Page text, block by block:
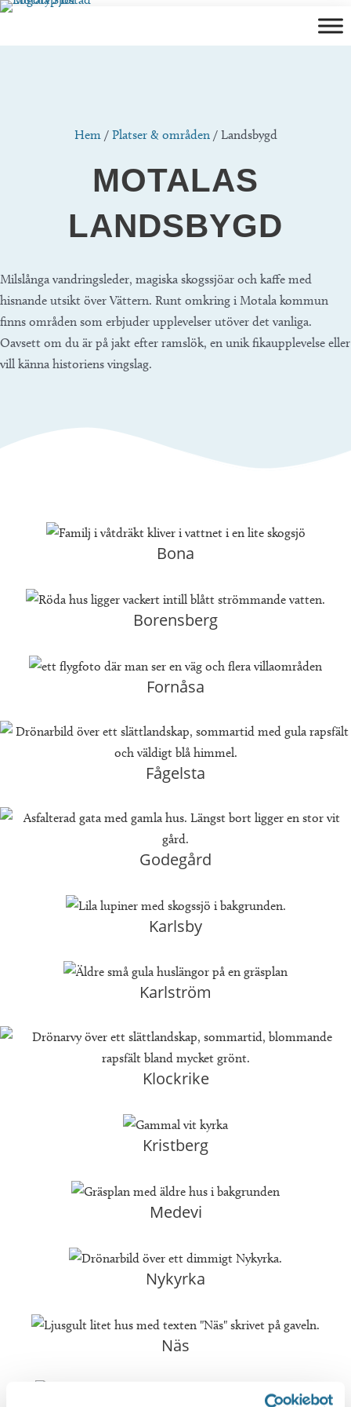
Hoppa
Hem/ Platser & områden/ Landsbygd
MOTALAS
LANDSBYGD
Milslånga vandringsleder, magiska skogssjöar och kaffe med
hisnande utsikt över Vättern. Runt omkring i Motala kommun
finns områden som erbjuder upplevelser utöver det vanliga.
Oavsett om du är på jakt efter ramslök, en unik fikaupplevelse eller
vill känna historiens vingslag.
Bona
Borensberg
Fornåsa
Fågelsta
Godegård
Karlsby
Karlström
Klockrike
Kristberg
Medevi
Nykyrka
Näs